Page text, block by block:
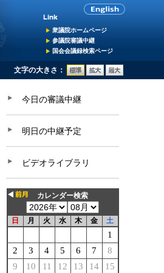
衆議院ホームページ
参議院審議中継
国会会議録検索ページ
文字の大きさ：
今日の審議中継
明日の中継予定
ビデオライブラリ
カレンダー検索
日 月 火 水 木 金 土
1
2
3 4 5 6 7
8
9
10 11 12 13 14
15